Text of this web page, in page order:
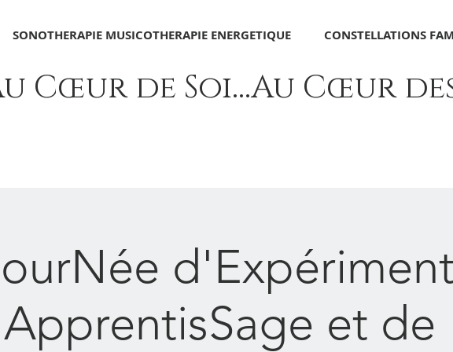
SONOTHERAPIE MUSICOTHERAPIE ENERGETIQUE CONSTELLATIONS
Cœur de Soi...Au Cœur
et de